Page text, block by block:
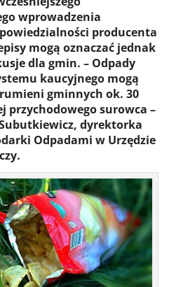
wprowadzenia
producenta
mogą oznaczać jednak
dla gmin. – Odpady
kaucyjnego mogą
gminnych ok. 30
przychodowego surowca –
dyrektorka
Odpadami w Urzędzie